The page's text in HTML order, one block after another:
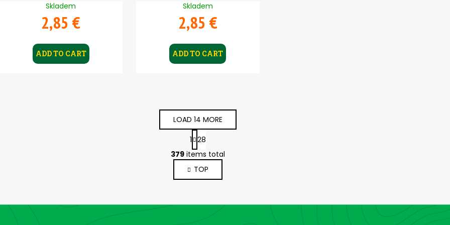
Skladem
2,85 €
ADD TO CART
Skladem
2,85 €
ADD TO CART
L
i
s
t
n
LOAD 14 MORE
P
a
g
i
n
a
i
1 28
379 items total
TOP